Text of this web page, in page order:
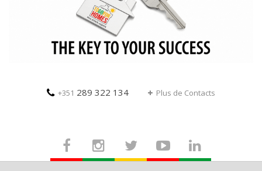
+351 289 322 134 Plus de Contacts